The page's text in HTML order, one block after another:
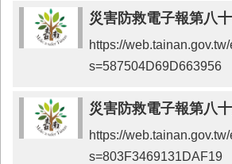
災害防救電子報第八
https://
s=587504D69D663956
災害防救電子報第八
https://
s=803F3469131DAF19